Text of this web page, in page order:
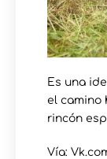
Es una
el camino
rincón
Vía: